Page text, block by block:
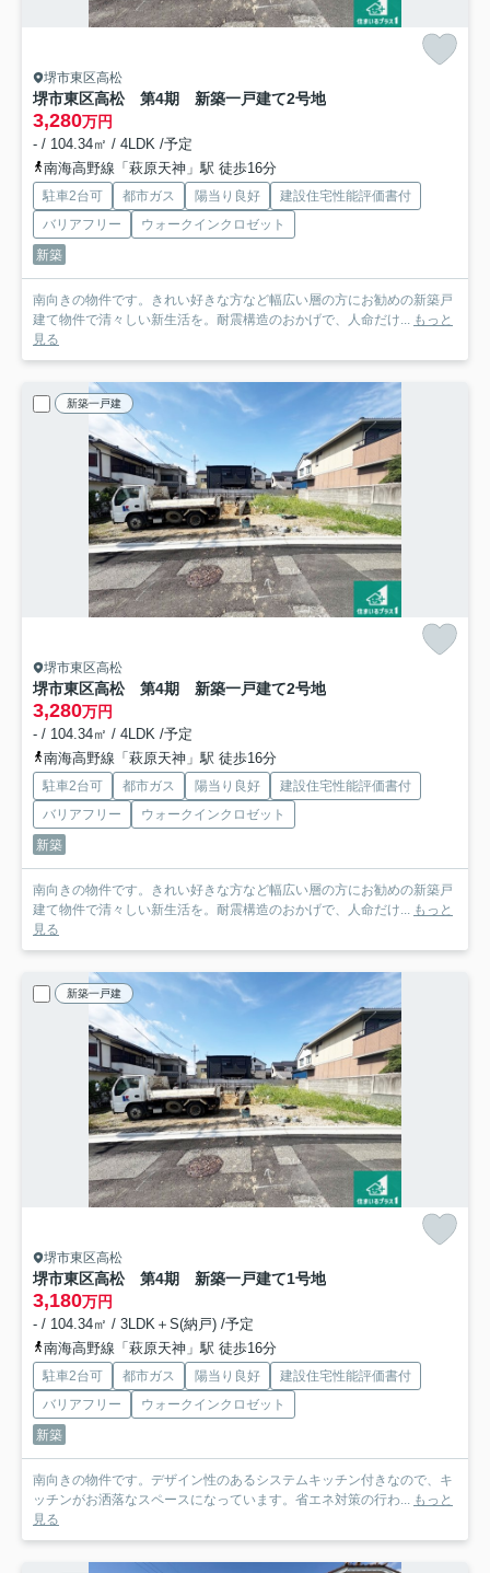
堺市東区高松
堺市東区高松 第4期 新築一戸建て2号地
3,280万円
- / 104.34㎡ / 4LDK /予定
南海高野線「萩原天神」駅 徒歩16分
駐車2台可 都市ガス 陽当り良好
建設住宅性能評価書付
バリアフリー
ウォークインクロゼット
新築
南向きの物件です。きれい好きな方など幅広い層の方にお勧めの新築戸
建て物件で清々しい新生活を。耐震構造のおかげで、人命だけ... もっと
見る
新築一戸建
堺市東区高松
堺市東区高松 第4期 新築一戸建て2号地
3,280万円
- / 104.34㎡ / 4LDK /予定
南海高野線「萩原天神」駅 徒歩16分
駐車2台可 都市ガス 陽当り良好
建設住宅性能評価書付
バリアフリー
ウォークインクロゼット
新築
南向きの物件です。きれい好きな方など幅広い層の方にお勧めの新築戸
建て物件で清々しい新生活を。耐震構造のおかげで、人命だけ... もっと
見る
新築一戸建
堺市東区高松
堺市東区高松 第4期 新築一戸建て1号地
3,180万円
- / 104.34㎡ / 3LDK＋S(納戸) /予定
南海高野線「萩原天神」駅 徒歩16分
駐車2台可 都市ガス 陽当り良好
建設住宅性能評価書付
バリアフリー
ウォークインクロゼット
新築
南向きの物件です。デザイン性のあるシステムキッチン付きなので、キ
ッチンがお洒落なスペースになっています。省エネ対策の行わ... もっと
見る